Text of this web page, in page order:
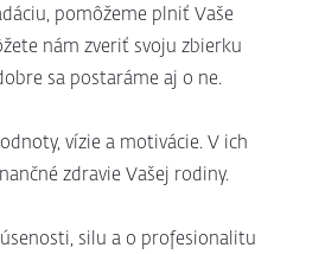
pomôžeme plniť Vaše
nám zveriť svoju zbierku
sa postaráme aj o ne.
vízie a motivácie. V ich
zdravie Vašej rodiny.
silu a o profesionalitu